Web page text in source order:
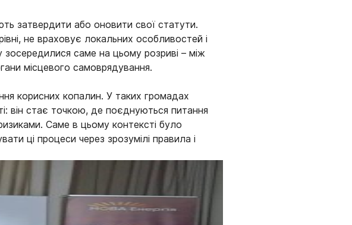
затвердити або оновити свої статути.
не враховує локальних особливостей і
зосередилися саме на цьому розриві – між
місцевого самоврядування.
корисних копалин. У таких громадах
він стає точкою, де поєднуються питання
Саме в цьому контексті було
ці процеси через зрозумілі правила і